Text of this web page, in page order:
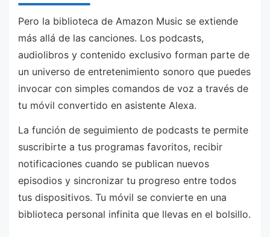
Pero la biblioteca de Amazon Music se extiende
más allá de las canciones. Los podcasts,
audiolibros y contenido exclusivo forman parte de
un universo de entretenimiento sonoro que puedes
invocar con simples comandos de voz a través de
tu móvil convertido en asistente Alexa.
La función de seguimiento de podcasts te permite
suscribirte a tus programas favoritos, recibir
notificaciones cuando se publican nuevos
episodios y sincronizar tu progreso entre todos
tus dispositivos. Tu móvil se convierte en una
biblioteca personal infinita que llevas en el bolsillo.